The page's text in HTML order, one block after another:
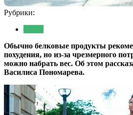
Рубрики:
Обычно белковые продукты
похудения, но из-за чрезмерного
можно набрать вес. Об этом
Василиса Пономарева.